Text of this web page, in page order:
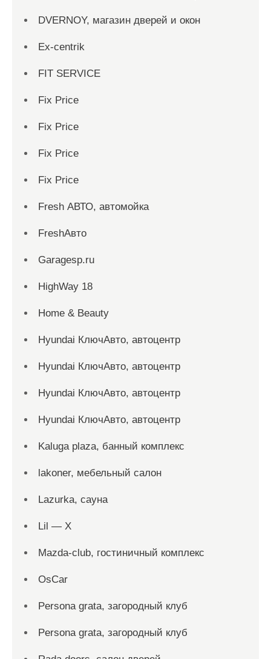
DVERNOY, магазин дверей и окон
Ex-centrik
FIT SERVICE
Fix Price
Fix Price
Fix Price
Fix Price
Fresh АВТО, автомойка
FreshАвто
Garagesp.ru
HighWay 18
Home & Beauty
Hyundai КлючАвто, автоцентр
Hyundai КлючАвто, автоцентр
Hyundai КлючАвто, автоцентр
Hyundai КлючАвто, автоцентр
Kaluga plaza, банный комплекс
lakoner, мебельный салон
Lazurka, сауна
Lil — X
Mazda-club, гостиничный комплекс
OsCar
Persona grata, загородный клуб
Persona grata, загородный клуб